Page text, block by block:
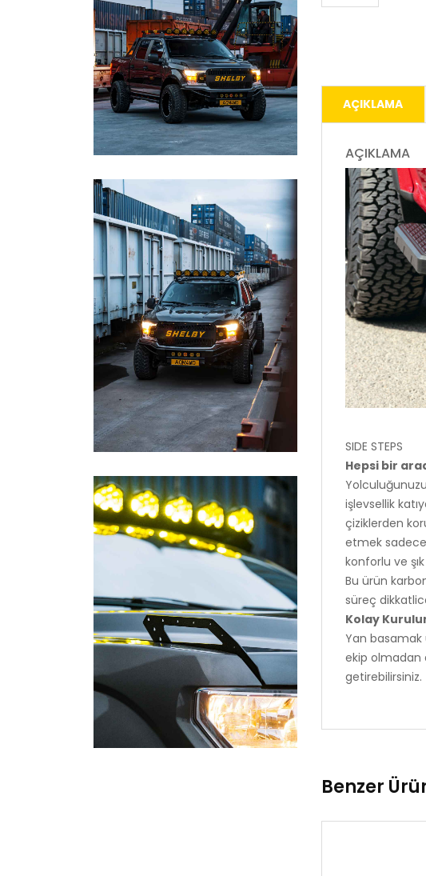
AÇIKLAMA
AÇIKLAMA
SIDE STEPS
Hepsi bir
işlevsellik
çiziklerden
etmek sadece
konforlu ve
Bu ürün
süreç
Kolay
Yan basamak
ekip olmadan
getirebilirsiniz.
Benzer